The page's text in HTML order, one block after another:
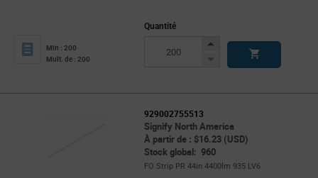
Min : 200
Mult. de : 200
Quantité
Increase
Decrease
929002755513
Signify North America
À partir de : $16.23 (USD)
Stock global: 960
FO Strip PR 44in 4400lm 935 LV6